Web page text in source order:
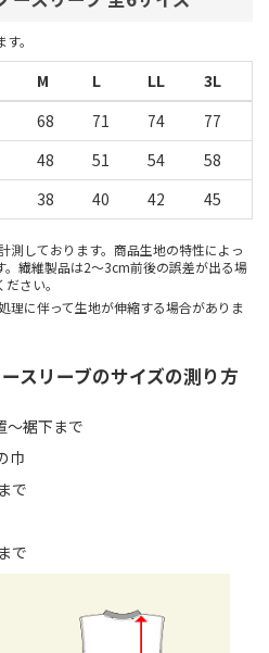
。
M L LL
3L
68 71 74
77
48 51 54
58
38 40 42 45
測しております。商品生地の特性によっ
繊維製品は2～3cm前後の誤差が出る場
さい。
理に伴って生地が伸縮する場合がありま
スリーブのサイズの測り方
〜裾下まで
巾
で
で